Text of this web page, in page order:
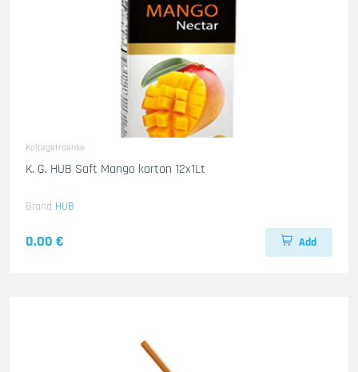
Kaltegetraenke
K. G. HUB Saft Mango karton 12x1Lt
Brand HUB
0.00 € Add